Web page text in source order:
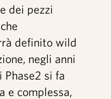
dei pezzi
definito wild
negli anni
Phase2 si fa
e complessa,